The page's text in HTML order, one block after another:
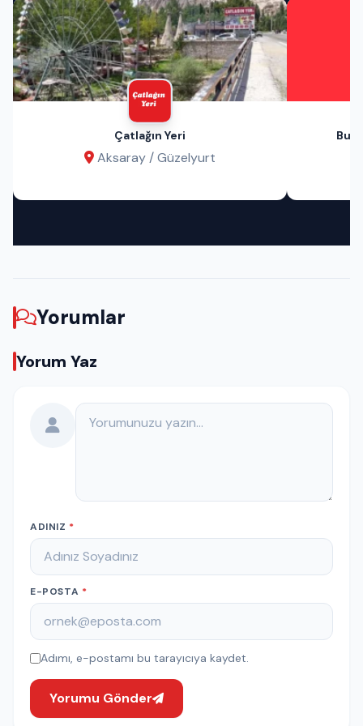
Çatlağın Yeri
Aksaray / Güzelyurt
Bu
Yorumlar
Yorum Yaz
Yorumunuz
ADINIZ *
E-POSTA *
Adımı, e-postamı bu tarayıcıya kaydet.
Yorumu Gönder